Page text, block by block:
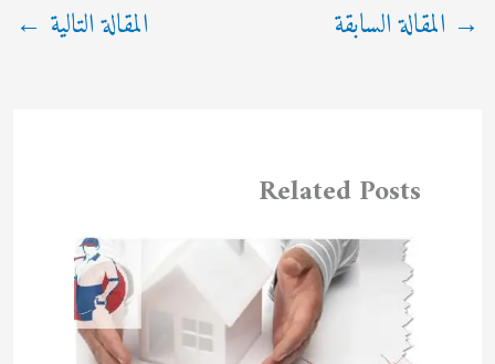
→ المقالة السابقة المقالة التالية ←
Related Posts